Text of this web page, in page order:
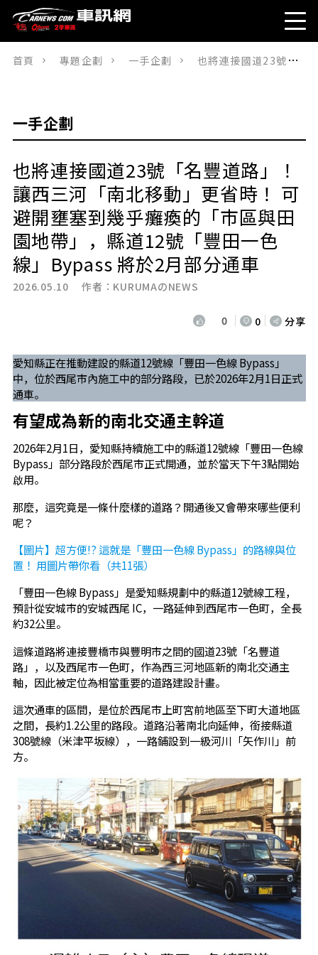
首頁 專題企劃 一手企劃 也將連接國道23號「名豐道路」！ 讓西三河「南北移動」更省時！ 可避開壅塞到幾乎癱瘓的「市區與田園地帶」，縣道12號「豐田一色線」Bypass 將於2月部分通車
一手企劃
也將連接國道23號「名豐道路」！
讓西三河「南北移動」更省時！ 可
避開壅塞到幾乎癱瘓的「市區與田
園地帶」，縣道12號「豐田一色
線」Bypass 將於2月部分通車
2026.05.10 作者： KURUMAのNEWS
0 0 分享
愛知縣正在推動建設的縣道12號線「豐田一色線 Bypass」
中，位於西尾市內施工中的部分路段，已於2026年2月1日正式
通車。
有望成為新的南北交通主幹道
2026年2月1日，愛知縣持續施工中的縣道12號線「豐田一色線
Bypass」部分路段於西尾市正式開通，並於當天下午3點開始
啟用。
那麼，這究竟是一條什麼樣的道路？開通後又會帶來哪些便利
呢？
【圖片】超方便!? 這就是「豐田一色線 Bypass」的路線與位
置！ 用圖片帶你看（共11張）
「豐田一色線 Bypass」是愛知縣規劃中的縣道12號線工程，
預計從安城市的安城西尾 IC，一路延伸到西尾市一色町，全長
約32公里。
這條道路將連接豐橋市與豐明市之間的國道23號「名豐道
路」，以及西尾市一色町，作為西三河地區新的南北交通主
軸，因此被定位為相當重要的道路建設計畫。
這次通車的區間，是位於西尾市上町宮前地區至下町大道地區
之間，長約1.2公里的路段。道路沿著南北向延伸，銜接縣道
308號線（米津平坂線），一路鋪設到一級河川「矢作川」前
方。